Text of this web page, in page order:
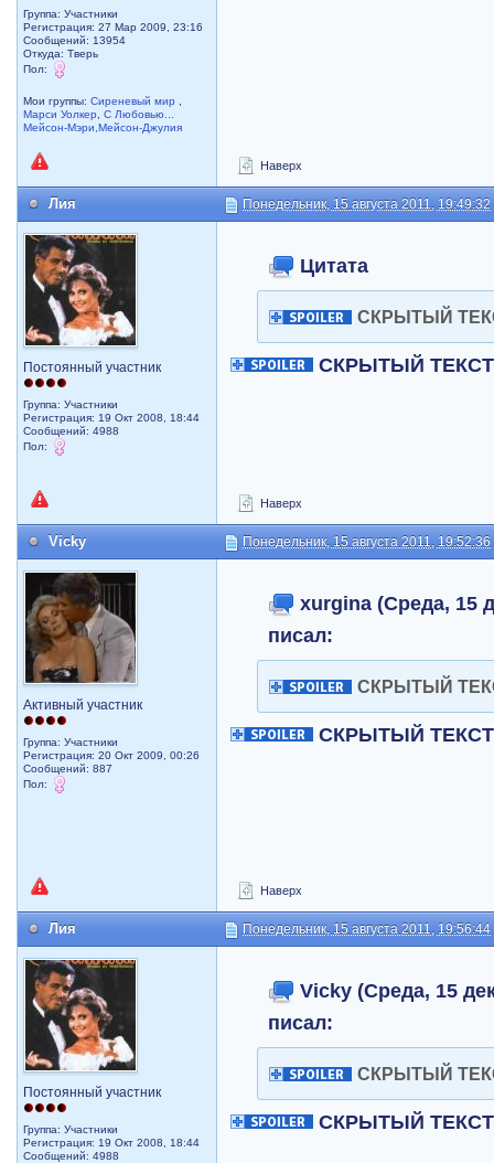
Группа: Участники
Регистрация: 27 Мар 2009, 23:16
Сообщений: 13954
Откуда: Тверь
Пол:
Мои группы:Сиреневый мир
Марси Уолкер
,С Любовью...
Мейсон-Мэри,Мейсон-Джулия
Наверх
Лия Понедельник, 15 августа 2011, 19:49:32
Постоянный участник
Группа: Участники
Регистрация: 19 Окт 2008, 18:44
Сообщений: 4988
Пол:
Цитата
СКРЫТЫЙ
СКРЫТЫЙ ТЕКСТ
Наверх
Vicky Понедельник, 15 августа 2011, 19:52:36
Активный участник
Группа: Участники
Регистрация: 20 Окт 2009, 00:26
Сообщений: 887
Пол:
xurgina (Среда, 15
писал:
СКРЫТЫЙ
СКРЫТЫЙ ТЕКСТ
Наверх
Лия Понедельник, 15 августа 2011, 19:56:44
Постоянный участник
Группа: Участники
Регистрация: 19 Окт 2008, 18:44
Сообщений: 4988
Vicky (Среда, 15
писал:
СКРЫТЫЙ
СКРЫТЫЙ ТЕКСТ